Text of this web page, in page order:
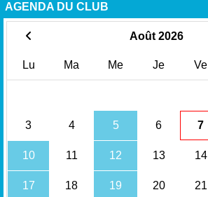
AGENDA DU CLUB
Août 2026
Lu Ma Me Je Ve
3 4 5 6 7
10 11 12 13 14
17 18 19 20 21